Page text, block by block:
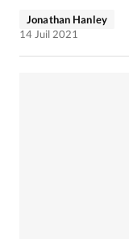
Jonathan Hanley
14 Juil 2021